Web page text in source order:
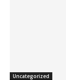
Uncategorized